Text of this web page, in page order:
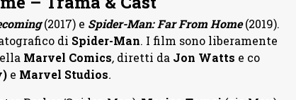
(2017) e Spider-Man: Far From Home(2019).
di Spider-Man. I film sono liberamente
Marvel Comics,diretti da Jon Watts e co
e Marvel Studios.